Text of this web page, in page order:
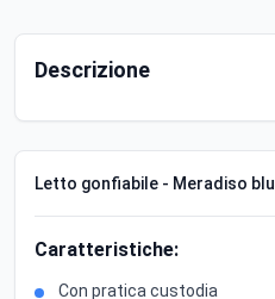
Descrizione
Letto gonfiabile - Meradiso blu
Caratteristiche:
Con pratica custodia